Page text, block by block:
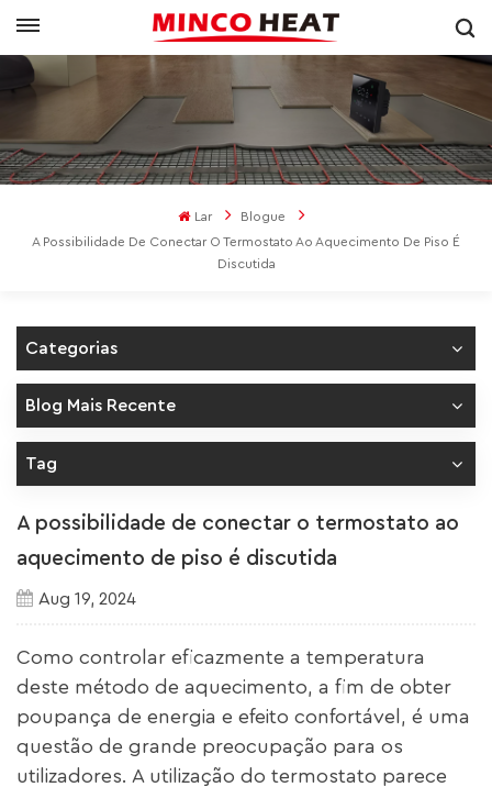
Lar
Blogue
A Possibilidade De Conectar O Termostato Ao Aquecimento De Piso É
Discutida
Categorias
Blog Mais Recente
Tag
A possibilidade de conectar o termostato ao
aquecimento de piso é discutida
Aug 19, 2024
Como controlar eficazmente a temperatura
deste método de aquecimento, a fim de obter
poupança de energia e efeito confortável, é uma
questão de grande preocupação para os
utilizadores. A utilização do termostato parece